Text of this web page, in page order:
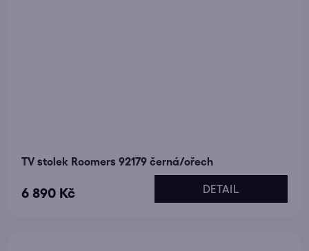
TV stolek Roomers 92179 černá/ořech
6 890 Kč DETAIL